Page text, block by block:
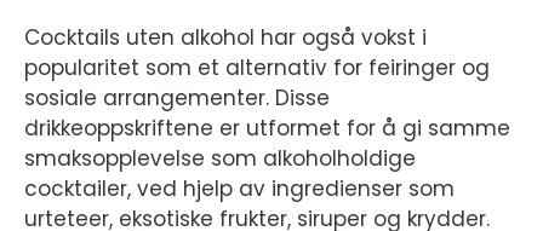
Cocktails uten alkohol har også vokst i
popularitet som et alternativ for feiringer og
sosiale arrangementer. Disse
drikkeoppskriftene er utformet for å gi samme
smaksopplevelse som alkoholholdige
cocktailer, ved hjelp av ingredienser som
urteteer, eksotiske frukter, siruper og krydder.